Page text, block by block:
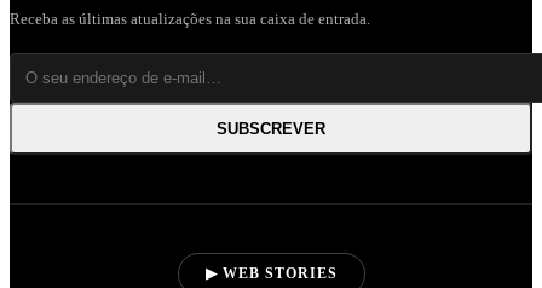
Receba as últimas atualizações na sua caixa de entrada.
SUBSCREVER
▶ WEB STORIES